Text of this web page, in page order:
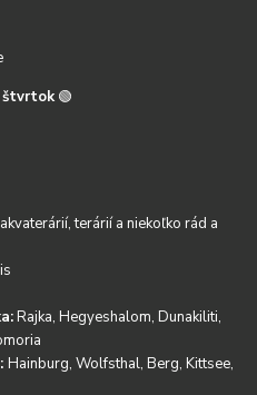
štvrtok 🟢
terárií a niekoľko rád a
Rajka, Hegyeshalom, Dunakiliti,
Hainburg, Wolfsthal, Berg, Kittsee,